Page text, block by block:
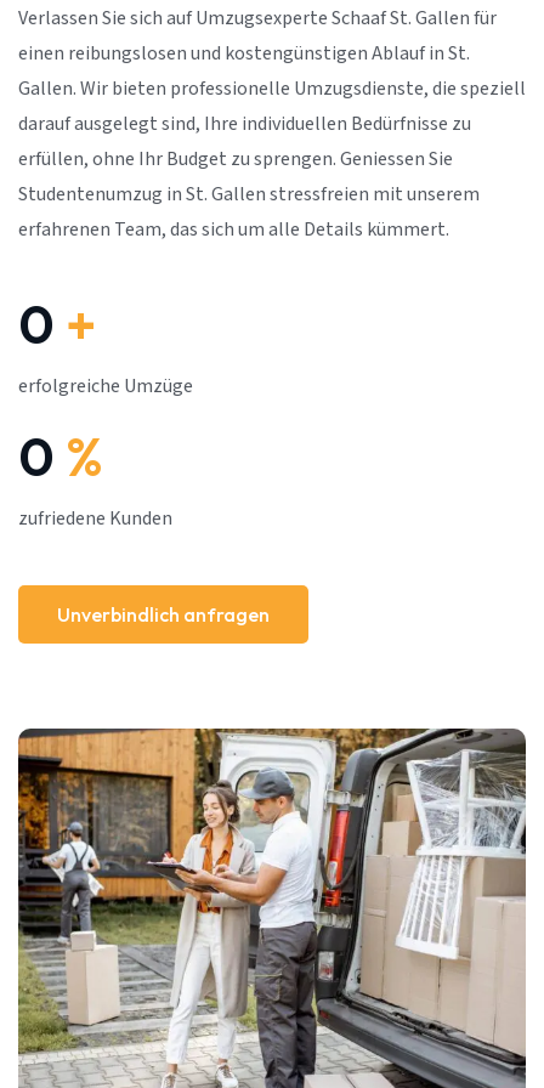
Verlassen Sie sich auf Umzugsexperte Schaaf St. Gallen für
einen reibungslosen und kostengünstigen Ablauf in St.
Gallen. Wir bieten professionelle Umzugsdienste, die speziell
darauf ausgelegt sind, Ihre individuellen Bedürfnisse zu
erfüllen, ohne Ihr Budget zu sprengen. Geniessen Sie
Studentenumzug in St. Gallen stressfreien mit unserem
erfahrenen Team, das sich um alle Details kümmert.
0 +
erfolgreiche Umzüge
0 %
zufriedene Kunden
Unverbindlich anfragen